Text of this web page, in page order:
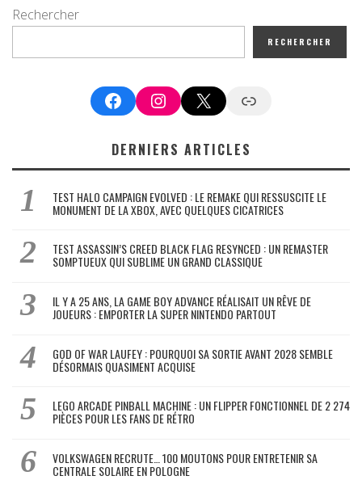
Rechercher
RECHERCHER
FacebookInstagram
X Google News
DERNIERS ARTICLES
TEST HALO CAMPAIGN EVOLVED : LE REMAKE QUI RESSUSCITE LE
MONUMENT DE LA XBOX, AVEC QUELQUES CICATRICES
TEST ASSASSIN’S CREED BLACK FLAG RESYNCED : UN REMASTER
SOMPTUEUX QUI SUBLIME UN GRAND CLASSIQUE
IL Y A 25 ANS, LA GAME BOY ADVANCE RÉALISAIT UN RÊVE DE
JOUEURS : EMPORTER LA SUPER NINTENDO PARTOUT
GOD OF WAR LAUFEY : POURQUOI SA SORTIE AVANT 2028 SEMBLE
DÉSORMAIS QUASIMENT ACQUISE
LEGO ARCADE PINBALL MACHINE : UN FLIPPER FONCTIONNEL DE 2 274
PIÈCES POUR LES FANS DE RÉTRO
VOLKSWAGEN RECRUTE… 100 MOUTONS POUR ENTRETENIR SA
CENTRALE SOLAIRE EN POLOGNE